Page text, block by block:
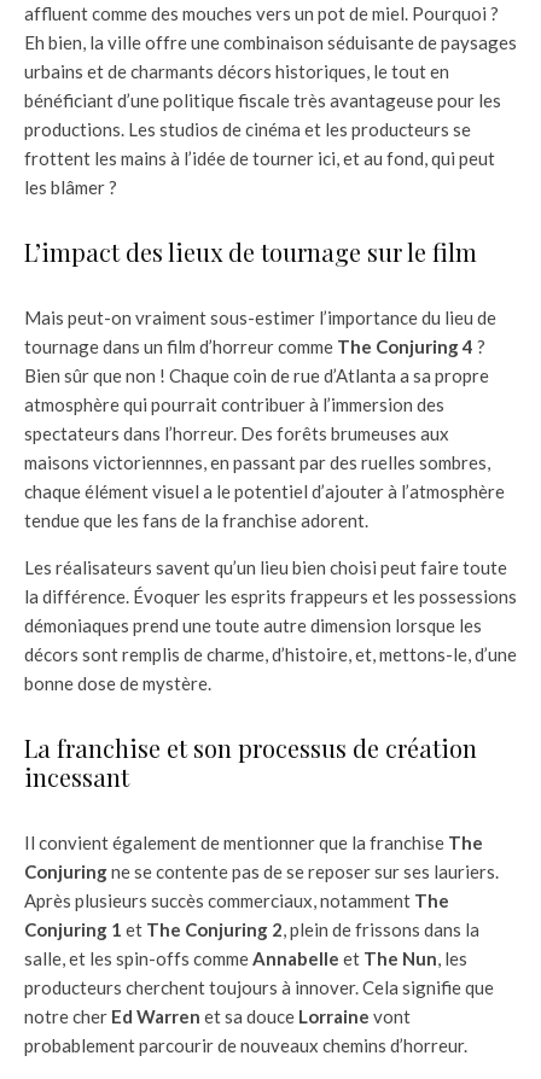
affluent comme des mouches vers un pot de miel. Pourquoi ?
Eh bien, la ville offre une combinaison séduisante de paysages
urbains et de charmants décors historiques, le tout en
bénéficiant d’une politique fiscale très avantageuse pour les
productions. Les studios de cinéma et les producteurs se
frottent les mains à l’idée de tourner ici, et au fond, qui peut
les blâmer ?
L’impact des lieux de tournage sur le film
Mais peut-on vraiment sous-estimer l’importance du lieu de
tournage dans un film d’horreur comme The Conjuring 4 ?
Bien sûr que non ! Chaque coin de rue d’Atlanta a sa propre
atmosphère qui pourrait contribuer à l’immersion des
spectateurs dans l’horreur. Des forêts brumeuses aux
maisons victoriennnes, en passant par des ruelles sombres,
chaque élément visuel a le potentiel d’ajouter à l’atmosphère
tendue que les fans de la franchise adorent.
Les réalisateurs savent qu’un lieu bien choisi peut faire toute
la différence. Évoquer les esprits frappeurs et les possessions
démoniaques prend une toute autre dimension lorsque les
décors sont remplis de charme, d’histoire, et, mettons-le, d’une
bonne dose de mystère.
La franchise et son processus de création
incessant
Il convient également de mentionner que la franchise The
Conjuringne se contente pas de se reposer sur ses lauriers.
Après plusieurs succès commerciaux, notamment The
Conjuring 1 et The Conjuring 2, plein de frissons dans la
salle, et les spin-offs commeAnnabelle et The Nun, les
producteurs cherchent toujours à innover. Cela signifie que
notre cher Ed Warren et sa douce Lorraine vont
probablement parcourir de nouveaux chemins d’horreur.